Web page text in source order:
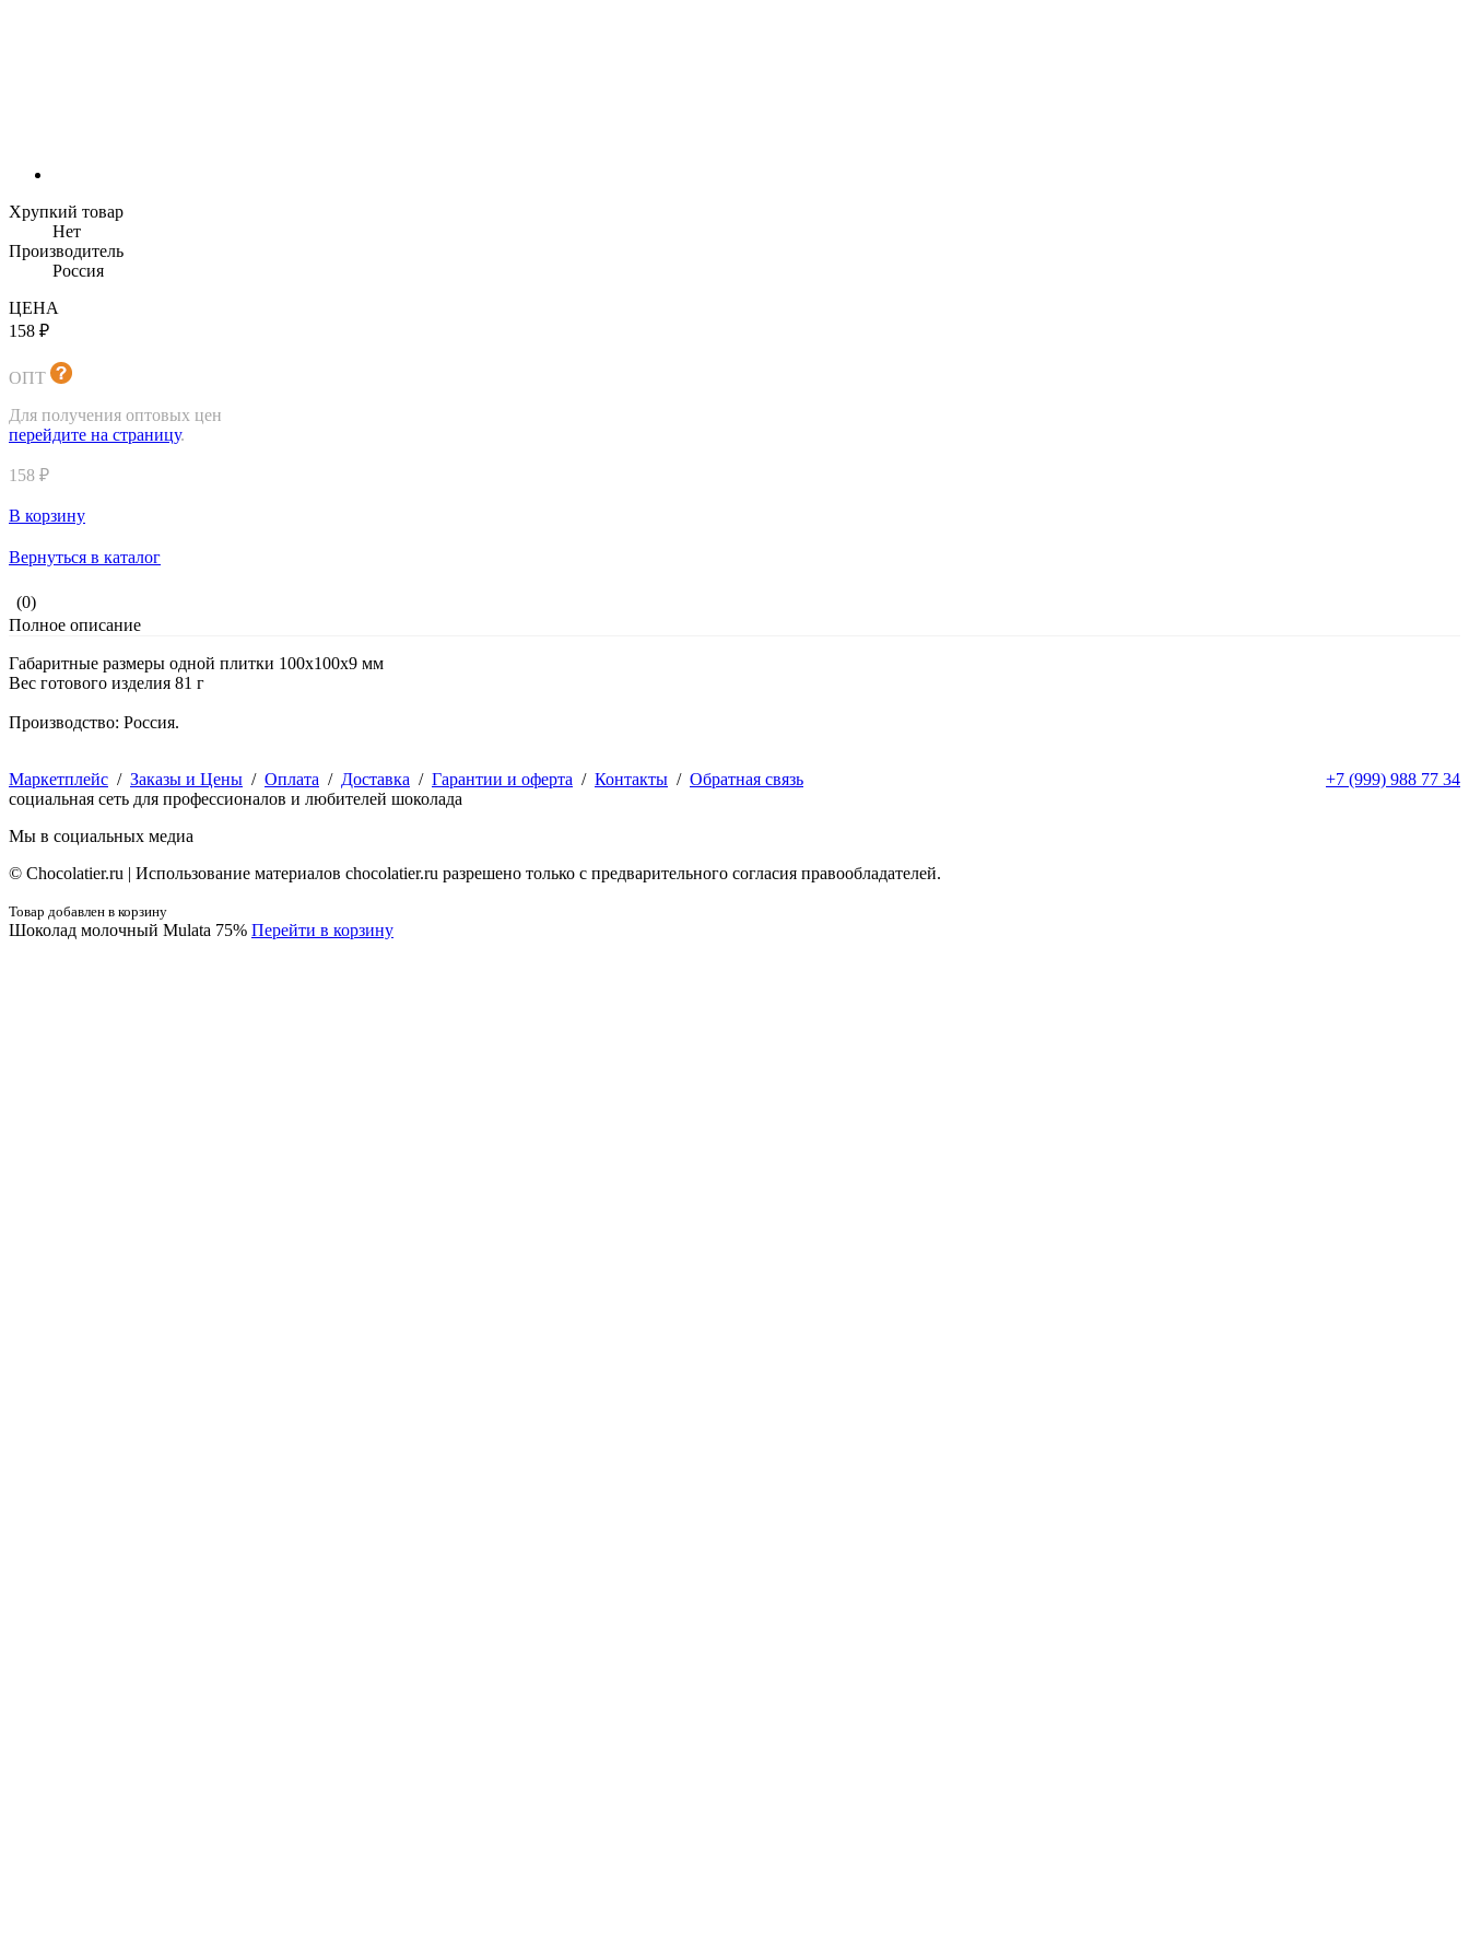
Хрупкий товар
Нет
Производитель
Россия
ЦЕНА
158 ₽
ОПТ
Для получения оптовых цен
перейдите на страницу.
158 ₽
В корзину
Вернуться в каталог
(0)
Полное описание
Габаритные размеры одной плитки 100х100х9 мм
Вес готового изделия 81 г
Производство: Россия.
+7 (999) 988 77 34
Маркетплейс / Заказы и Цены / Оплата / Доставка / Гарантии и оферта / Контакты / Обратная связь
социальная сеть для профессионалов и любителей шоколада
Мы в социальных медиа
© Сhocolatier.ru | Использование материалов chocolatier.ru разрешено только с предварительного согласия правообладателей.
Товар добавлен в корзину
Шоколад молочный Mulata 75% Перейти в корзину